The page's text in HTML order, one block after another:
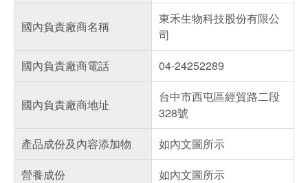
國內負責廠商名稱
東禾生物科技股份有限公
司
國內負責廠商電話
04-24252289
國內負責廠商地址
台中市西屯區經貿路二段
328號
產品成份及內容添加物
如內文圖所示
營養成份
如內文圖所示